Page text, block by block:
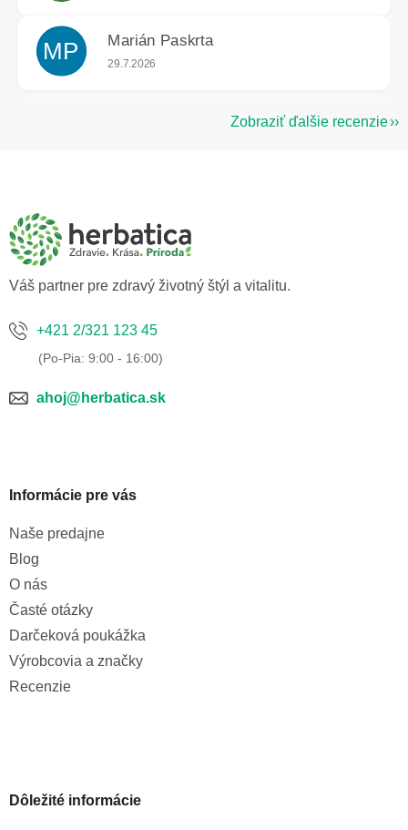
MP Marián Paskrta
Hodnotenie obchodu je 5 z 5 hviezdičiek.
29.7.2026
Zobraziť ďalšie recenzie
Váš partner pre zdravý životný štýl a vitalitu.
+421 2/321 123 45
ahoj@herbatica.sk
Informácie pre vás
Naše predajne
Blog
O nás
Časté otázky
Darčeková poukážka
Výrobcovia a značky
Recenzie
Dôležité informácie